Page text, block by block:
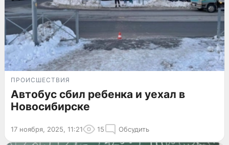
ПРОИСШЕСТВИЯ
Автобус сбил ребенка и уехал в
Новосибирске
17 ноября, 2025, 11:21 15 Обсудить